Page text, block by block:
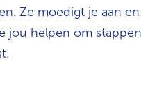
Ze moedigt je aan en
jou helpen om stappen